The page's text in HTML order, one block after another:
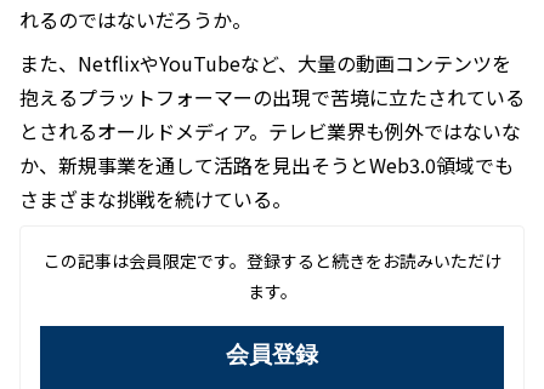
れるのではないだろうか。
また、NetflixやYouTubeなど、大量の動画コンテンツを
抱えるプラットフォーマーの出現で苦境に立たされている
とされるオールドメディア。テレビ業界も例外ではないな
か、新規事業を通して活路を見出そうとWeb3.0領域でも
さまざまな挑戦を続けている。
この記事は会員限定です。登録すると続きをお読みいただけ
ます。
会員登録